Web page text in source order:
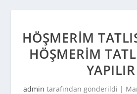
HÖŞMERIM
HÖŞMERIM
YAPILIR
admin tarafından gönderildi |